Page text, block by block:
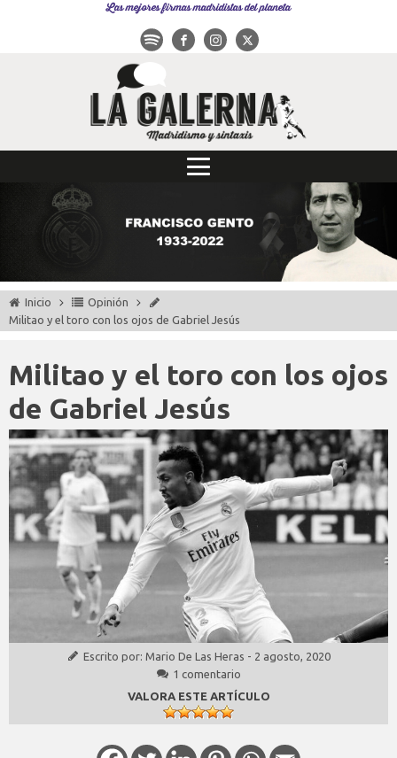
Las mejores firmas madridistas del planeta
Inicio
Opinión
Militao y el toro con los ojos de Gabriel Jesús
Militao y el toro con los ojos
de Gabriel Jesús
Escrito por: Mario De Las Heras - 2 agosto, 2020
1 comentario
VALORA ESTE ARTÍCULO